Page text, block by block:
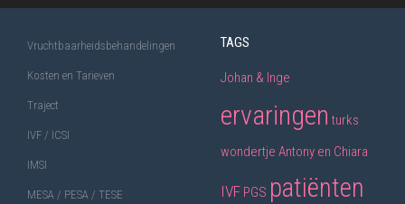
Vruchtbaarheidsbehandelingen
Kosten en Tarieven
Traject
IVF / ICSI
IMSI
MESA / PESA / TESE
TAGS
Johan & Inge
ervaringen turks
wondertje Antony en Chiara
IVF PGS patiënten